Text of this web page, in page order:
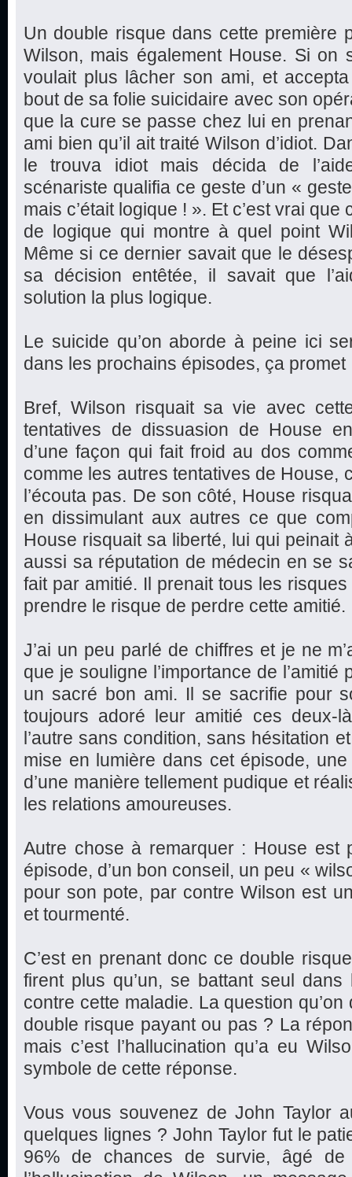
Un double risque dans cette première
Wilson, mais également House. Si on
voulait plus lâcher son ami, et
bout de sa folie suicidaire avec son
que la cure se passe chez lui en
ami bien qu’il ait traité Wilson d’idiot.
le trouva idiot mais décida de
scénariste qualifia ce geste d’un «
mais c’était logique ! ». Et c’est vrai que
de logique qui montre à quel point
Même si ce dernier savait que le
sa décision entêtée, il savait que
solution la plus logique.
Le suicide qu’on aborde à peine ici
dans les prochains épisodes, ça promet
Bref, Wilson risquait sa vie avec
tentatives de dissuasion de House
d’une façon qui fait froid au dos
comme les autres tentatives de House,
l’écouta pas. De son côté, House
en dissimulant aux autres ce que
House risquait sa liberté, lui qui peinait
aussi sa réputation de médecin en se
fait par amitié. Il prenait tous les
prendre le risque de perdre cette amitié.
J’ai un peu parlé de chiffres et je ne
que je souligne l’importance de l’amitié
un sacré bon ami. Il se sacrifie pour
toujours adoré leur amitié ces deux-
l’autre sans condition, sans hésitation
mise en lumière dans cet épisode,
d’une manière tellement pudique et
les relations amoureuses.
Autre chose à remarquer : House est
épisode, d’un bon conseil, un peu «
pour son pote, par contre Wilson est
et tourmenté.
C’est en prenant donc ce double
firent plus qu’un, se battant seul
contre cette maladie. La question
double risque payant ou pas ? La
mais c’est l’hallucination qu’a eu
symbole de cette réponse.
Vous vous souvenez de John Taylor
quelques lignes ? John Taylor fut le
96% de chances de survie, âgé